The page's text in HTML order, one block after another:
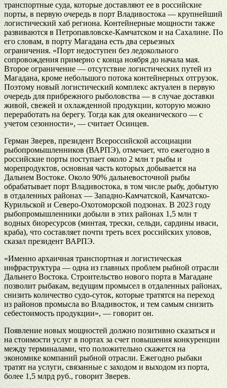
транспортные суда, которые доставляют ее в российские
порты, в первую очередь в порт Владивостока — крупнейший
логистический хаб региона. Контейнерные мощности также
развиваются в Петропавловске-Камчатском и на Сахалине. По
его словам, в порту Магадана есть два серьезных
ограничения. «Порт недоступен без ледокольного
сопровождения примерно с конца ноября до начала мая.
Второе ограничение — отсутствие логистических путей из
Магадана, кроме небольшого потока контейнерных отгрузок.
Поэтому новый логистический комплекс актуален в первую
очередь для прибрежного рыболовства — в случае доставки
живой, свежей и охлажденной продукции, которую можно
переработать на берегу. Тогда как для океанического — с
учетом сезонности», — считает Осинцев.
Герман Зверев, президент Всероссийской ассоциации
рыбопромышленников (ВАРПЭ), отмечает, что ежегодно в
российские порты поступает около 2 млн т рыбы и
морепродуктов, основная часть которых добывается на
Дальнем Востоке. Около 90% дальневосточной рыбы
обрабатывает порт Владивостока, в том числе рыбу, добытую
в отдаленных районах — Западно-Камчатской, Камчатско-
Курильской и Северо-Охотоморской подзонах. В 2023 году
рыбопромышленники добыли в этих районах 1,5 млн т
водных биоресурсов (минтая, трески, сельди, сардины иваси,
краба), что составляет почти треть всех российских уловов,
сказал президент ВАРПЭ.
«Именно архаичная транспортная и логистическая
инфраструктура — одна из главных проблем рыбной отрасли
Дальнего Востока. Строительство нового порта в Магадане
позволит рыбакам, ведущим промысел в отдаленных районах,
снизить количество судо-суток, которые тратятся на переход
из районов промысла во Владивосток, и тем самым снизить
себестоимость продукции», — говорит он.
Появление новых мощностей должно позитивно сказаться и
на стоимости услуг в портах за счет повышения конкуренции
между терминалами, что положительно скажется на
экономике компаний рыбной отрасли. Ежегодно рыбаки
тратят на услуги, связанные с заходом и выходом из порта,
более 1,5 млрд руб., говорит Зверев.